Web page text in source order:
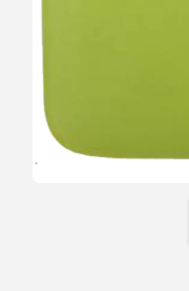
Druesukker er fremstillet
flødeboller, vingummi,
Læg i kurv
Læs mere